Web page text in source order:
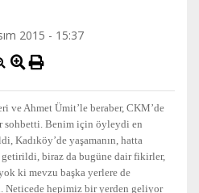
2015 - 15:37
ve Ahmet Ümit’le beraber, CKM’de
sohbetti. Benim için öyleydi en
Kadıköy’de yaşamanın, hatta
getirildi, biraz da bugüne dair fikirler,
ki mevzu başka yerlere de
Neticede hepimiz bir yerden geliyor